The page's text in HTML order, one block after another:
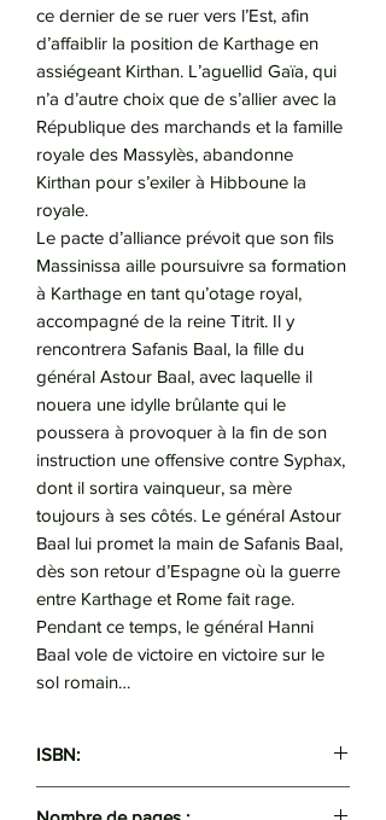
ce dernier de se ruer vers l’Est, afin
d’affaiblir la position de Karthage en
assiégeant Kirthan. L’aguellid Gaïa, qui
n’a d’autre choix que de s’allier avec la
République des marchands et la famille
royale des Massylès, abandonne
Kirthan pour s’exiler à Hibboune la
royale.
Le pacte d’alliance prévoit que son fils
Massinissa aille poursuivre sa formation
à Karthage en tant qu’otage royal,
accompagné de la reine Titrit. Il y
rencontrera Safanis Baal, la fille du
général Astour Baal, avec laquelle il
nouera une idylle brûlante qui le
poussera à provoquer à la fin de son
instruction une offensive contre Syphax,
dont il sortira vainqueur, sa mère
toujours à ses côtés. Le général Astour
Baal lui promet la main de Safanis Baal,
dès son retour d’Espagne où la guerre
entre Karthage et Rome fait rage.
Pendant ce temps, le général Hanni
Baal vole de victoire en victoire sur le
sol romain…
ISBN: